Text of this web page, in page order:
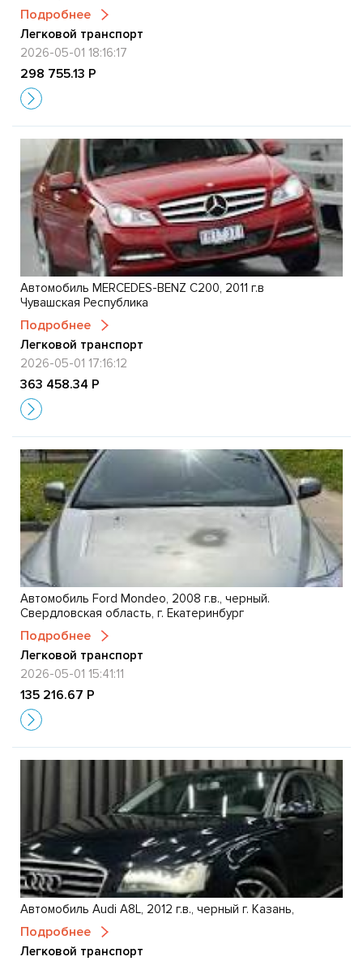
Подробнее
Легковой транспорт
2026-05-01 18:16:17
298 755.13 Р
Автомобиль MERCEDES-BENZ C200, 2011 г.в
Чувашская Республика
Подробнее
Легковой транспорт
2026-05-01 17:16:12
363 458.34 Р
Автомобиль Ford Mondeo, 2008 г.в., черный.
Свердловская область, г. Екатеринбург
Подробнее
Легковой транспорт
2026-05-01 15:41:11
135 216.67 Р
Автомобиль Audi A8L, 2012 г.в., черный г. Казань,
Подробнее
Легковой транспорт